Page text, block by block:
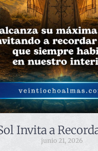
Invita a
junio 21, 2026